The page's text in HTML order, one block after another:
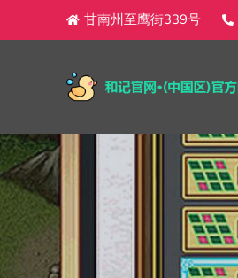
甘南州至鹰街339号